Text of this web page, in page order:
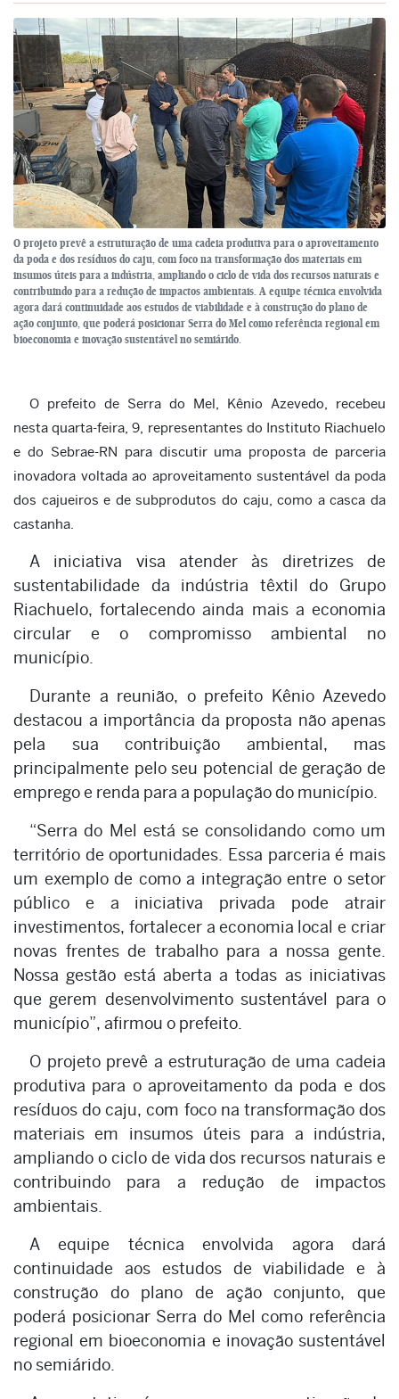
O projeto prevê a estruturação de uma cadeia produtiva para o aproveitamento
da poda e dos resíduos do caju, com foco na transformação dos materiais em
insumos úteis para a indústria, ampliando o ciclo de vida dos recursos naturais e
contribuindo para a redução de impactos ambientais. A equipe técnica envolvida
agora dará continuidade aos estudos de viabilidade e à construção do plano de
ação conjunto, que poderá posicionar Serra do Mel como referência regional em
bioeconomia e inovação sustentável no semiárido.
O prefeito de Serra do Mel, Kênio Azevedo, recebeu
nesta quarta-feira, 9, representantes do Instituto Riachuelo
e do Sebrae-RN para discutir uma proposta de parceria
inovadora voltada ao aproveitamento sustentável da poda
dos cajueiros e de subprodutos do caju, como a casca da
castanha.
A iniciativa visa atender às diretrizes de
sustentabilidade da indústria têxtil do Grupo
Riachuelo, fortalecendo ainda mais a economia
circular e o compromisso ambiental no
município.
Durante a reunião, o prefeito Kênio Azevedo
destacou a importância da proposta não apenas
pela sua contribuição ambiental, mas
principalmente pelo seu potencial de geração de
emprego e renda para a população do município.
“Serra do Mel está se consolidando como um
território de oportunidades. Essa parceria é mais
um exemplo de como a integração entre o setor
público e a iniciativa privada pode atrair
investimentos, fortalecer a economia local e criar
novas frentes de trabalho para a nossa gente.
Nossa gestão está aberta a todas as iniciativas
que gerem desenvolvimento sustentável para o
município”, afirmou o prefeito.
O projeto prevê a estruturação de uma cadeia
produtiva para o aproveitamento da poda e dos
resíduos do caju, com foco na transformação dos
materiais em insumos úteis para a indústria,
ampliando o ciclo de vida dos recursos naturais e
contribuindo para a redução de impactos
ambientais.
A equipe técnica envolvida agora dará
continuidade aos estudos de viabilidade e à
construção do plano de ação conjunto, que
poderá posicionar Serra do Mel como referência
regional em bioeconomia e inovação sustentável
no semiárido.